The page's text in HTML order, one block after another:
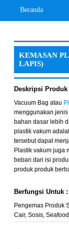
Beranda
KEMASAN
LAPIS)
Deskripsi Produk
Vacuum Bag atau
menggunakan
bahan dasar lebih
plastik vakum
tersebut dapat
Plastik vakum juga
beban dari isi
produk produk
Berfungsi Untuk :
Pengemas Produk
Cair, Sosis,